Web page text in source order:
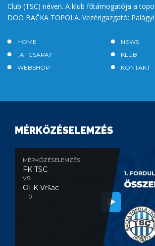
Club (TSC) néven. A klub főtámogatója a
DOO BAČKA TOPOLA. Vezérigazgató:
HOME
NEWS
„A” CSAPAT
KLUB
WEBSHOP
KONTAKT
MÉRKŐZÉSELEMZÉS
MÉRKŐZÉSELEMZÉS
FK TSC
VS
OFK Vršac
1 : 0